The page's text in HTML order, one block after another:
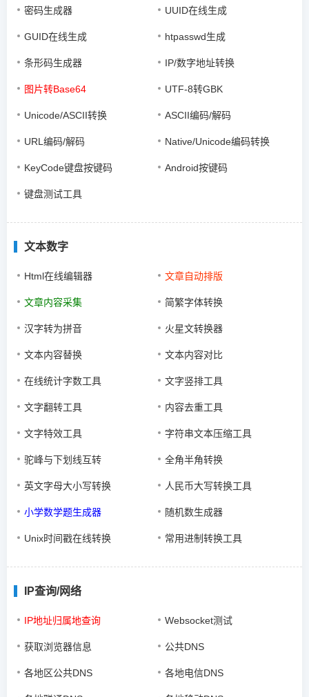
密码生成器 UUID在线生成
GUID在线生成 htpasswd生成
条形码生成器 IP/数字地址转换
图片转Base64 UTF-8转GBK
Unicode/ASCII转换 ASCII编码/解码
URL编码/解码 Native/Unicode编码转换
KeyCode键盘按键码 Android按键码
键盘测试工具
文本数字
Html在线编辑器 文章自动排版
文章内容采集 简繁字体转换
汉字转为拼音 火星文转换器
文本内容替换 文本内容对比
在线统计字数工具 文字竖排工具
文字翻转工具 内容去重工具
文字特效工具 字符串文本压缩工具
驼峰与下划线互转 全角半角转换
英文字母大小写转换 人民币大写转换工具
小学数学题生成器 随机数生成器
Unix时间戳在线转换 常用进制转换工具
IP查询/网络
IP地址归属地查询 Websocket测试
获取浏览器信息 公共DNS
各地区公共DNS 各地电信DNS